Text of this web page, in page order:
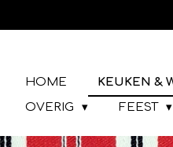
direct
hoofdinhoud
HOME KEUKEN &
OVERIG
FEEST